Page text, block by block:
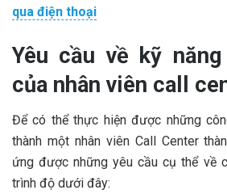
qua điện thoại
Yêu cầu về kỹ
của nhân viên call
Để có thể thực hiện được những
thành một nhân viên Call Center
ứng được những yêu cầu cụ thể về
trình độ dưới đây: